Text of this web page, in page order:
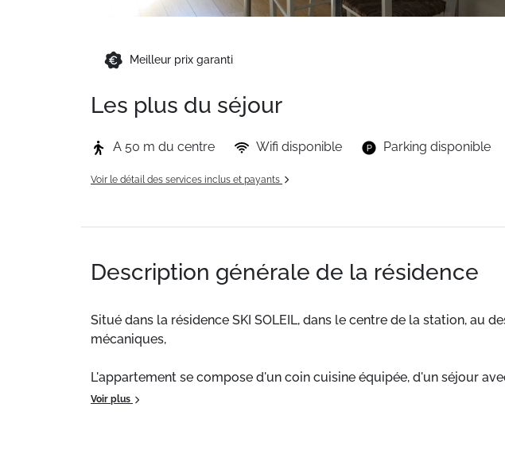
Meilleur prix garanti
Les plus du séjour
A 50 m du centre Wifi disponible Parking disponible
Voir le détail des services inclus et payants
Description générale de la résidence
Situé dans la résidence SKI SOLEIL, dans le centre de la station, au
mécaniques,
L'appartement se compose d'un coin cuisine équipée, d'un séjour
Autres : Parquet flottant au sol-Casier à skis - Ascenseur - Animaux
Voir plus